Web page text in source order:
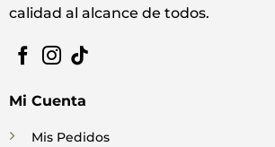
calidad al alcance de todos.
Mi Cuenta
Mis Pedidos